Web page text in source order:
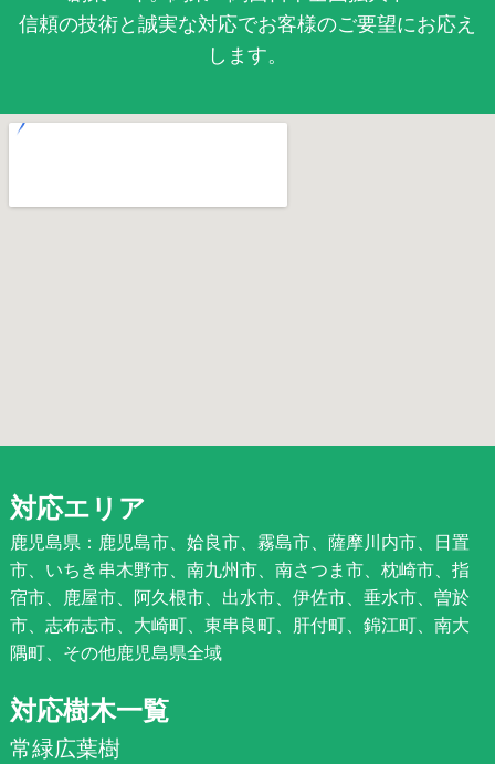
信頼の技術と誠実な対応でお客様のご要望にお応え
します。
対応エリア
鹿児島県：鹿児島市、姶良市、霧島市、薩摩川内市、日置
市、いちき串木野市、南九州市、南さつま市、枕崎市、指
宿市、鹿屋市、阿久根市、出水市、伊佐市、垂水市、曽於
市、志布志市、大崎町、東串良町、肝付町、錦江町、南大
隅町、その他鹿児島県全域
対応樹木一覧
常緑広葉樹